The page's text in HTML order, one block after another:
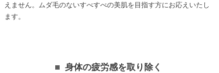
えません。ムダ毛のないすべすべの美肌を目指す方にお応えいたし
ます。
身体の疲労感を取り除く